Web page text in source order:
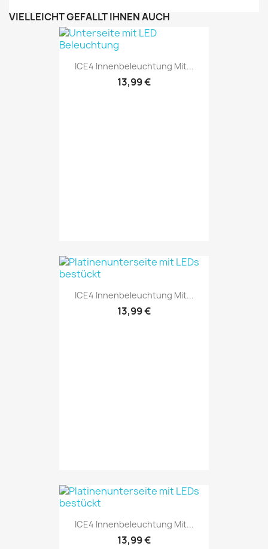
VIELLEICHT GEFÄLLT IHNEN AUCH
ICE4 Innenbeleuchtung Mit...
13,99 €
ICE4 Innenbeleuchtung Mit...
13,99 €
ICE4 Innenbeleuchtung Mit...
13,99 €